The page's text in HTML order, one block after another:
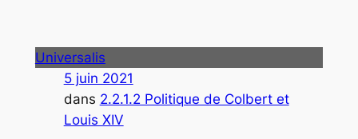
Universalis
5 juin 2021
dans 2.2.1.2 Politique de Colbert et
Louis XIV